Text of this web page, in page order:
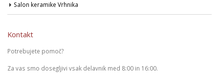
Salon keramike Vrhnika
Kontakt
Potrebujete pomoč?
Za vas smo dosegljivi vsak delavnik med 8:00 in 16:00.